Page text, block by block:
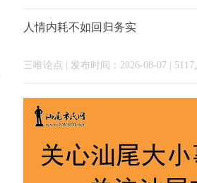
人情内耗不如回归务实
三唯论点 | 发布时间：2026-08-07 |